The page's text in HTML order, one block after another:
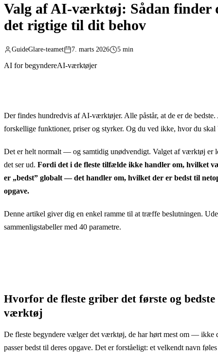
Valg af AI-værktøj: Sådan finder
det rigtige til dit behov
GuideGlare-teamet 7. marts 2026 5 min
AI for begyndereAI-værktøjer
Der findes hundredvis af AI-værktøjer. Alle påstår, at de er de
forskellige funktioner, priser og styrker. Og du ved ikke, hvor du skal
Det er helt normalt — og samtidig unødvendigt. Valget af værktøj er
det ser ud. Fordi det i de fleste tilfælde ikke handler om, hvilket
er „bedst” globalt — det handler om, hvilket der er bedst til
opgave.
Denne artikel giver dig en enkel ramme til at træffe beslutningen.
sammenligstabeller med 40 parametre.
Hvorfor de fleste griber det første og bedste
værktøj
De fleste begyndere vælger det værktøj, de har hørt mest om — ikke
passer bedst til deres opgave. Det er forståeligt: et velkendt navn